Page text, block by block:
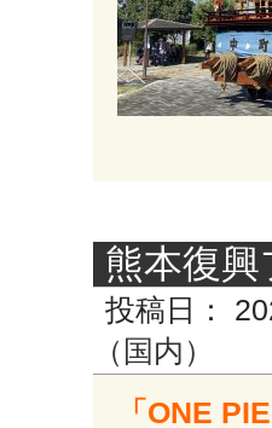
熊本復
投稿日：
（国内）
「ONE